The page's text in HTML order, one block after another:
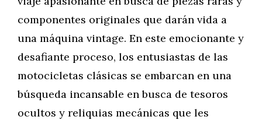
componentes originales que darán vida a
una máquina vintage. En este emocionante y
desafiante proceso, los entusiastas de las
motocicletas clásicas se embarcan en una
búsqueda incansable en busca de tesoros
ocultos y reliquias mecánicas que les